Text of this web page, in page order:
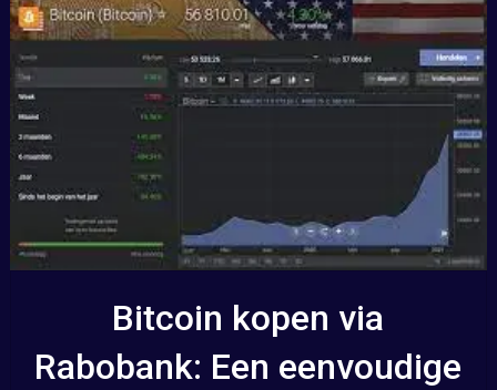
Bitcoin kopen via
Rabobank: Een eenvoudige